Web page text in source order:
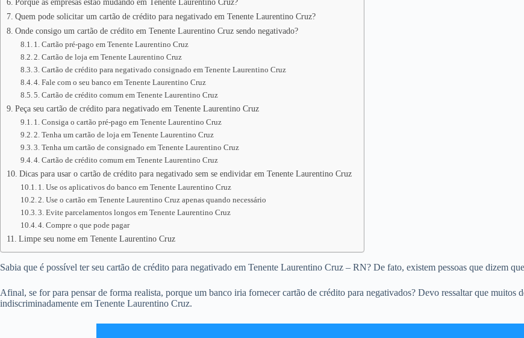
Quem pode solicitar um cartão de crédito para negativado em Tenente Laurentino Cruz?
Onde consigo um cartão de crédito em Tenente Laurentino Cruz sendo negativado?
1. Cartão pré-pago em Tenente Laurentino Cruz
2. Cartão de loja em Tenente Laurentino Cruz
3. Cartão de crédito para negativado consignado em Tenente Laurentino Cruz
4. Fale com o seu banco em Tenente Laurentino Cruz
5. Cartão de crédito comum em Tenente Laurentino Cruz
Peça seu cartão de crédito para negativado em Tenente Laurentino Cruz
1. Consiga o cartão pré-pago em Tenente Laurentino Cruz
2. Tenha um cartão de loja em Tenente Laurentino Cruz
3. Tenha um cartão de consignado em Tenente Laurentino Cruz
4. Cartão de crédito comum em Tenente Laurentino Cruz
Dicas para usar o cartão de crédito para negativado sem se endividar em Tenente Laurentino Cruz
1. Use os aplicativos do banco em Tenente Laurentino Cruz
2. Use o cartão em Tenente Laurentino Cruz apenas quando necessário
3. Evite parcelamentos longos em Tenente Laurentino Cruz
4. Compre o que pode pagar
Limpe seu nome em Tenente Laurentino Cruz
Sabia que é possível ter seu cartão de crédito para negativado em Tenente Laurentino Cruz – RN? De fato, existem pessoas que dizem
Afinal, se for para pensar de forma realista, porque um banco iria fornecer cartão de crédito para negativados? Devo ressaltar que muitos
indiscriminadamente em Tenente Laurentino Cruz.